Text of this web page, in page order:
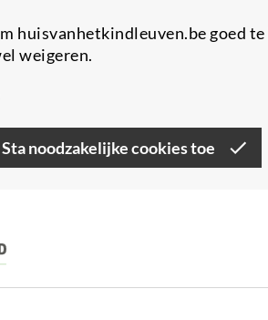
huisvanhetkindleuven.be goed
weigeren.
Sta noodzakelijke cookies toe